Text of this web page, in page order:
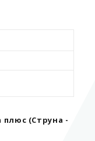
плюс (Струна -